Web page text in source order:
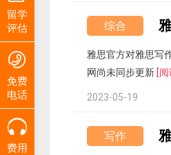
综合
雅思官方对雅思写
网尚未同步更新 [阅
2023-05-19
写作
留学
评估
免费
电话
费用